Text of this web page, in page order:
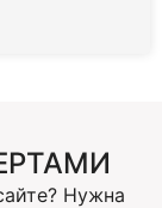
Нужна